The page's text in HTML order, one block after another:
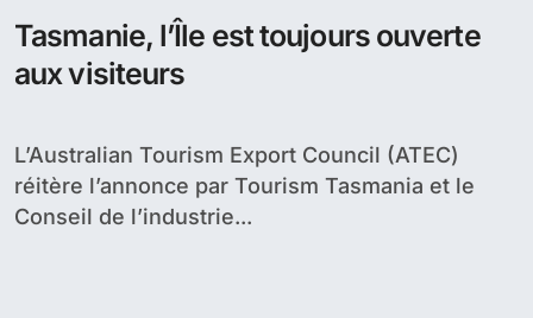
Tasmanie, l’Île est toujours ouverte
aux visiteurs
L’Australian Tourism Export Council (ATEC)
réitère l’annonce par Tourism Tasmania et le
Conseil de l’industrie...